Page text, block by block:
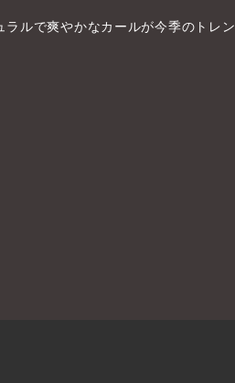
ラルで爽やかなカールが今季のトレン